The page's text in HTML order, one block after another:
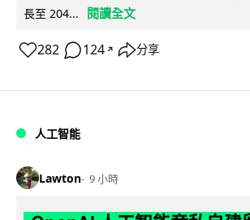
長至 204...
閱讀全文
282 124 ↗ 分享
人工智能
Lawton 9 小時